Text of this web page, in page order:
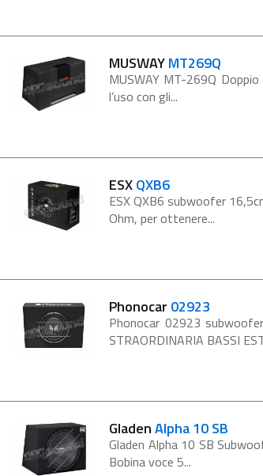
MUSWAYMT269Q
MUSWAY MT-269Q
l’uso con gli...
ESXQXB6
ESX QXB6 subwoofer
Ohm, per ottenere...
Phonocar 02923
Phonocar 02923
STRAORDINARIA BASSI
GladenAlpha 10 SB
Gladen Alpha 10 SB
Bobina voce 5...